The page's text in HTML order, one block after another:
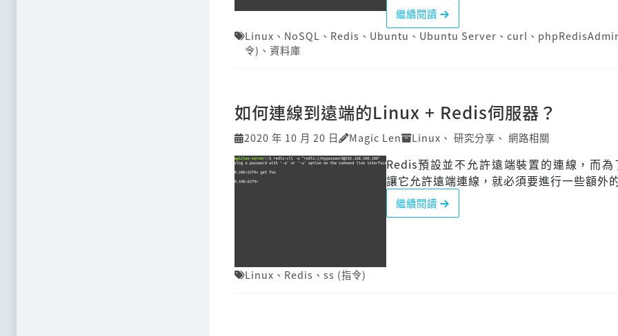
繼續閱讀
Linux 、 NoSQL 、 Redis 、 Ubuntu 、 Ubuntu Server 、 curl 、
令) 、 資料庫
如何連線到遠端的Linux + Redis伺服器？
2020 年 10 月 20 日 Magic Len Linux 、 研究分享 、 網路相關
Redis預設並不允許遠端裝置的連線，而為
讓它允許遠端連線，就必須要進行一些額外
繼續閱讀
Linux 、 Redis 、 ss (指令)